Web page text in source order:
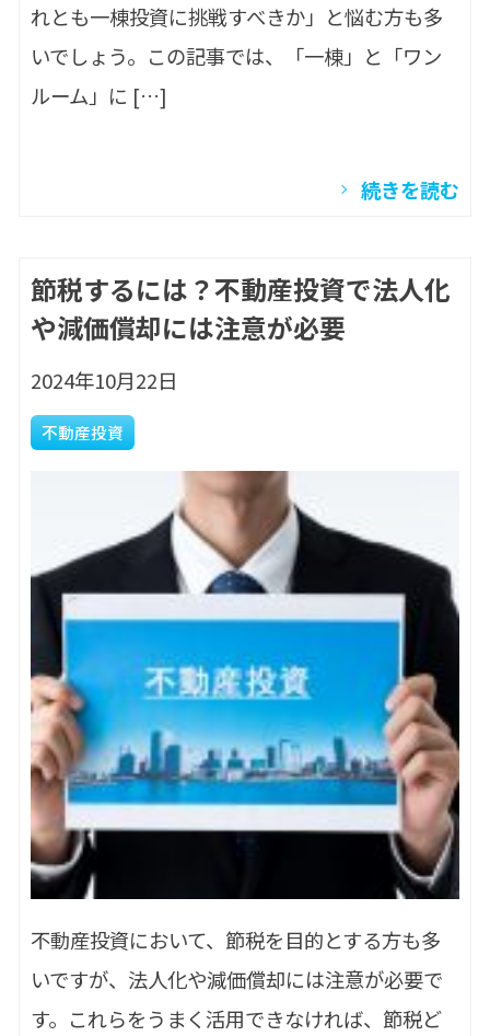
れとも一棟投資に挑戦すべきか」と悩む方も多
いでしょう。この記事では、「一棟」と「ワン
ルーム」に […]
続きを読む
節税するには？不動産投資で法人化
や減価償却には注意が必要
2024年10月22日
不動産投資
不動産投資において、節税を目的とする方も多
いですが、法人化や減価償却には注意が必要で
す。これらをうまく活用できなければ、節税ど